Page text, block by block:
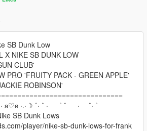
SB Dunk Low
X NIKE SB DUNK LOW
CLUB'
PRO 'FRUITY PACK - GREEN APPLE'
ROBINSON'
ʚ♡ɞ ·.·☽ ˚· ˚ · ˚ ˚ · ˚· ˚
SB Dunk Lows
player/nike-sb-dunk-lows-for-frank